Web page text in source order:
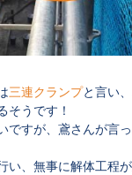
三連クランプと言い
そうです！
ですが、鳶さんが言っ
い、無事に解体工程